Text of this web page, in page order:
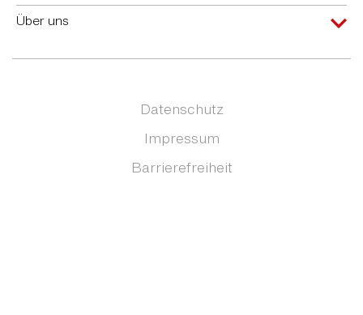
Über uns
Datenschutz
Impressum
Barrierefreiheit